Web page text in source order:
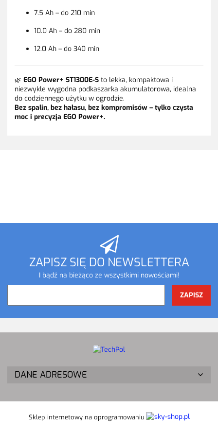
7.5 Ah – do 210 min
10.0 Ah – do 280 min
12.0 Ah – do 340 min
🌿 EGO Power+ ST1300E-S to lekka, kompaktowa i
niezwykle wygodna podkaszarka akumulatorowa, idealna
do codziennego użytku w ogrodzie.
Bez spalin, bez hałasu, bez kompromisów – tylko czysta
moc i precyzja EGO Power+.
ZAPISZ SIĘ DO NEWSLETTERA
I bądź na bieżąco ze wszystkimi nowościami!
DANE ADRESOWE
Sklep internetowy na oprogramowaniu